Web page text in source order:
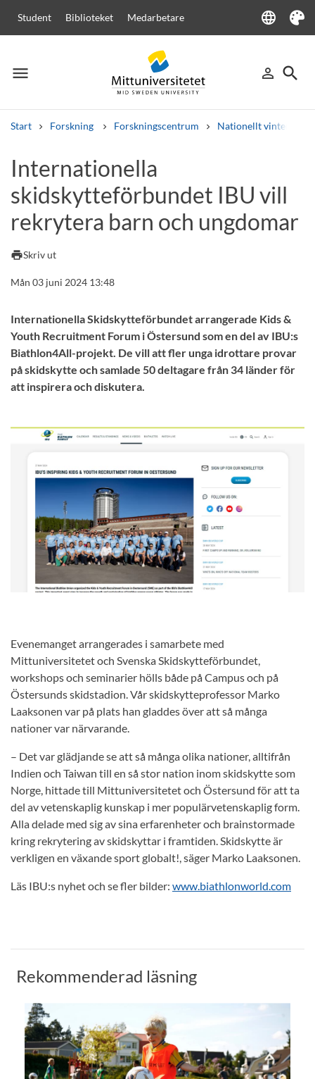
Student Biblioteket Medarbetare language
Language
Tema
menu
Meny person_outline
Logga in
search
Sök
Start Forskning Forskningscentrum Nationellt
Andra söktjänster
Kurser och programKursplanerVälkomstbrev Personal
Lediga jobb
Internationella
skidskytteförbundet IBU vill
rekrytera barn och ungdomar
printSkriv ut
Mån 03 juni 2024 13:48
Internationella Skidskytteförbundet arrangerade Kids &
Youth Recruitment Forum i Östersund som en del av IBU:s
Biathlon4All-projekt. De vill att fler unga idrottare provar
på skidskytte och samlade 50 deltagare från 34 länder för
att inspirera och diskutera.
Evenemanget arrangerades i samarbete med
Mittuniversitetet och Svenska Skidskytteförbundet,
workshops och seminarier hölls både på Campus och på
Östersunds skidstadion. Vår skidskytteprofessor Marko
Laaksonen var på plats han gladdes över att så många
nationer var närvarande.
– Det var glädjande se att så många olika nationer, alltifrån
Indien och Taiwan till en så stor nation inom skidskytte som
Norge, hittade till Mittuniversitetet och Östersund för att ta
del av vetenskaplig kunskap i mer populärvetenskaplig form.
Alla delade med sig av sina erfarenheter och brainstormade
kring rekrytering av skidskyttar i framtiden. Skidskytte är
verkligen en växande sport globalt!, säger Marko Laaksonen.
Läs IBU:s nyhet och se fler bilder: www.biathlonworld.com
Rekommenderad läsning